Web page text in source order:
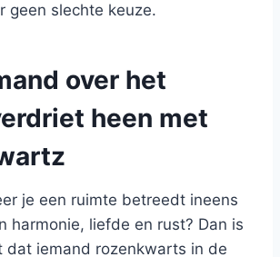
geen slechte keuze.
over het
heen met
je een ruimte betreedt ineens
harmonie, liefde en rust? Dan is
dat iemand rozenkwarts in de